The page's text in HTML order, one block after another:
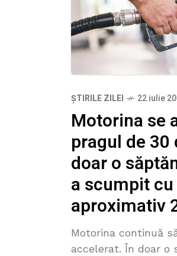
ȘTIRILE ZILEI 22 iulie
Motorina se
pragul de 30
doar o
a scumpit cu
aproximativ
Motorina continuă
accelerat. În doar o